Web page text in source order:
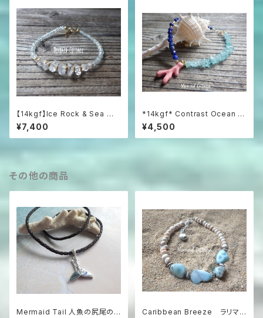
【14kgf】Ice Rock & Sea 氷
粒のハーキマー＆アクアマリン
ブレスレット
¥7,400
*14kgf* Contrast Ocean Br
acelet 海のコントラスト☆ハ
ーフ＆ハーフブレスレット
¥4,500
その他の商品
Mermaid Tail 人魚の尻尾の
Caribbean Breeze ラリマ